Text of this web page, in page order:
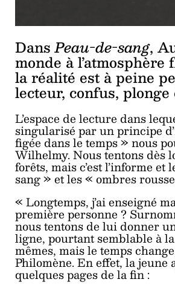
DansPeau-de-sang,
monde à
la réalité est à peine
lecteur, confus,
L’espace de lecture dans
singularisé par un principe
figée dans le temps » nous
Wilhelmy. Nous tentons dès
forêts, mais c’est l’informe
sang » et les « ombres
« Longtemps, j’ai enseigné
première personne ?
nous tentons de lui donner
ligne, pourtant semblable à
mêmes, mais le temps
Philomène. En effet, la jeune
quelques pages de la fin :